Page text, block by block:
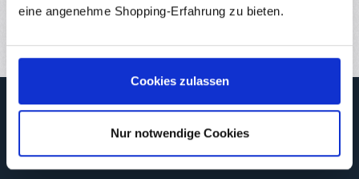
eine angenehme Shopping-Erfahrung zu bieten.
Cookies zulassen
Nur notwendige Cookies
Bewertungen
Newsletter
Abonnieren Sie jetzt unseren regelmäßig erscheinenden